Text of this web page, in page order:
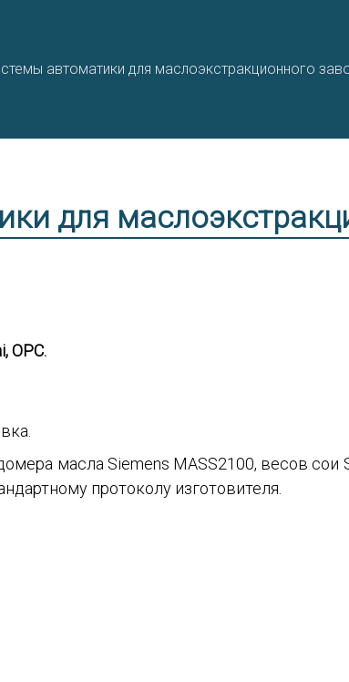
автоматики для маслоэкстракционного
для
OPC.
масла Siemens MASS2100, весов сои
протоколу изготовителя.